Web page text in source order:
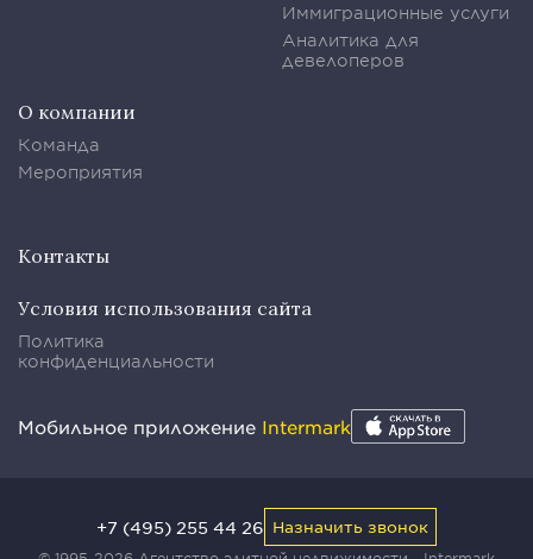
Иммиграционные услуги
Аналитика для
девелоперов
О компании
Команда
Мероприятия
Контакты
Условия использования сайта
Политика
конфиденциальности
Мобильное приложение Intermark
+7 (495) 255 44 26 Назначить звонок